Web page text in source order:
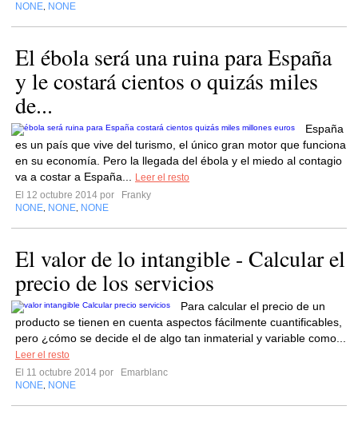
NONE NONE
El ébola será una ruina para España
y le costará cientos o quizás miles
de...
España
es un país que vive del turismo, el único gran motor que funciona
en su economía. Pero la llegada del ébola y el miedo al contagio
va a costar a España...
Leer el resto
El 12 octubre 2014 por
Franky
NONE NONE NONE
El valor de lo intangible - Calcular el
precio de los servicios
Para calcular el precio de un
producto se tienen en cuenta aspectos fácilmente cuantificables,
pero ¿cómo se decide el de algo tan inmaterial y variable como...
Leer el resto
El 11 octubre 2014 por
Emarblanc
NONE NONE